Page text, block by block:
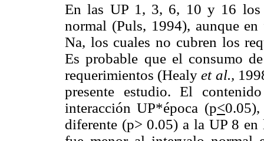
En las UP 1, 3, 6, 10 y 16 los
normal (Puls, 1994), aunque
Na, los cuales no cubren los
Es probable que el consumo
requerimientos (Healyet al.,
presente estudio. El
interacción UP*época (p<
diferente (p> 0.05) a la UP 8 en